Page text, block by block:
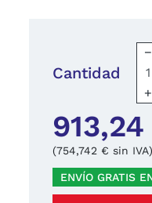
Cantidad
−
+
(754,742 € sin IVA)
ENVÍO GRATIS